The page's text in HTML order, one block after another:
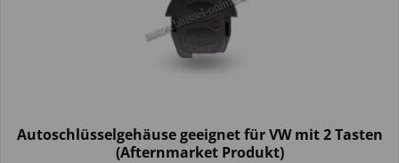
Autoschlüsselgehäuse geeignet für VW mit 2 Tasten
(Afternmarket Produkt)